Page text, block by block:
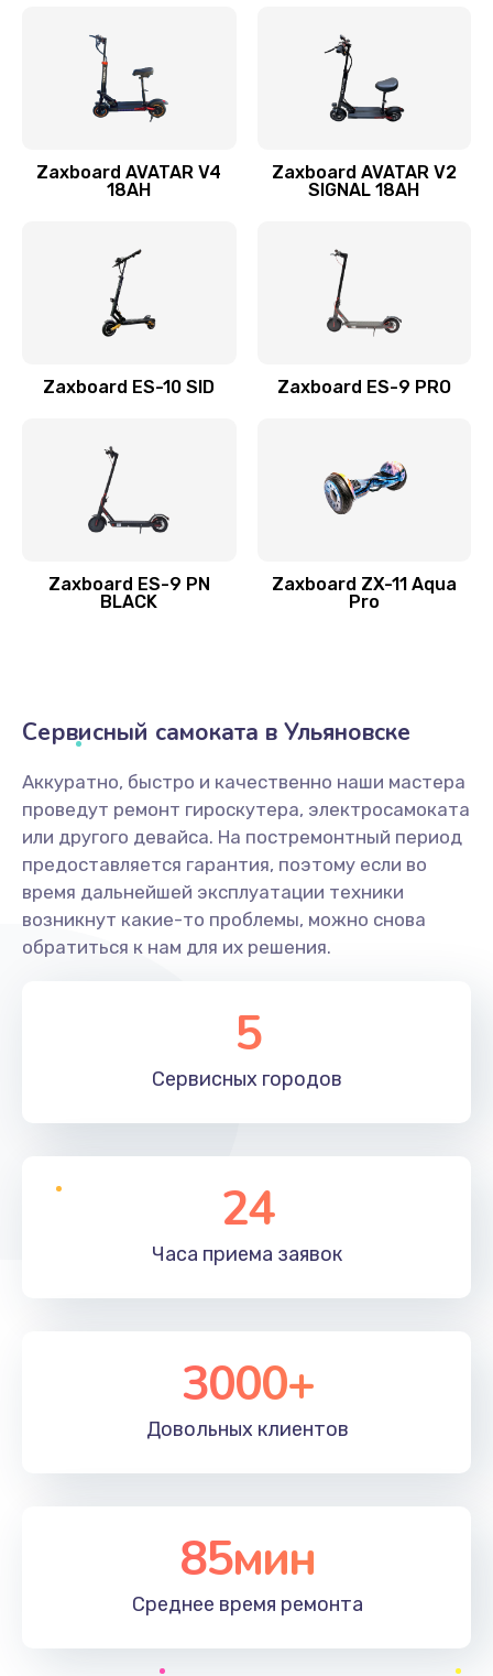
Zaxboard AVATAR V4
18AH
Zaxboard AVATAR V2
SIGNAL 18AH
Zaxboard ES-10 SID Zaxboard ES-9 PRO
Zaxboard ES-9 PN
BLACK
Zaxboard ZX-11 Aqua
Pro
Сервисный самоката в Ульяновске
Аккуратно, быстро и качественно наши мастера
проведут ремонт гироскутера, электросамоката
или другого девайса. На постремонтный период
предоставляется гарантия, поэтому если во
время дальнейшей эксплуатации техники
возникнут какие-то проблемы, можно снова
обратиться к нам для их решения.
5
Сервисных городов
24
Часа приема заявок
3000+
Довольных клиентов
85мин
Среднее время ремонта